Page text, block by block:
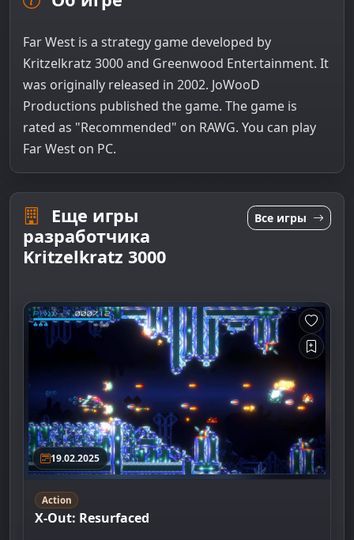
Far West is a strategy game developed by
Kritzelkratz 3000 and Greenwood Entertainment. It
was originally released in 2002. JoWooD
Productions published the game. The game is
rated as "Recommended" on RAWG. You can play
Far West on PC.
Еще игры
разработчика
Kritzelkratz 3000
Все игры
19.02.2025
Action
X-Out: Resurfaced